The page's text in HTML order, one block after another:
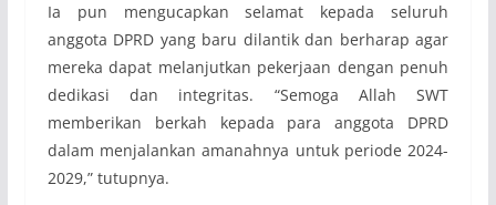
Ia pun mengucapkan selamat kepada seluruh
anggota DPRD yang baru dilantik dan berharap agar
mereka dapat melanjutkan pekerjaan dengan penuh
dedikasi dan integritas. “Semoga Allah SWT
memberikan berkah kepada para anggota DPRD
dalam menjalankan amanahnya untuk periode 2024-
2029,” tutupnya.